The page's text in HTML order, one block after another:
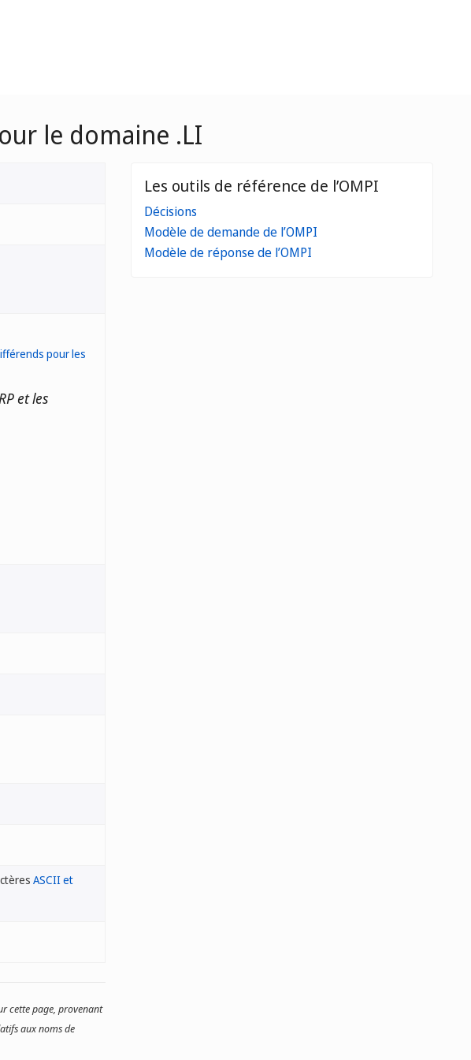
le domaine .LI
pour les
et les
ASCII et
cette page, provenant
aux noms de
Les outils de référence de l’OMPI
Décisions
Modèle de demande de l’OMPI
Modèle de réponse de l’OMPI